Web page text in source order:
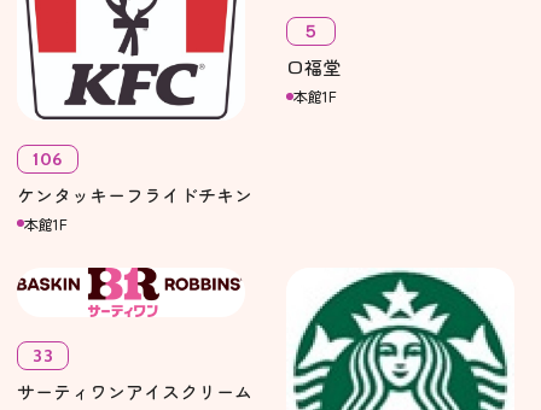
106
ケンタッキーフライドチキン
本館1F
５
口福堂
本館1F
33
サーティワンアイスクリーム